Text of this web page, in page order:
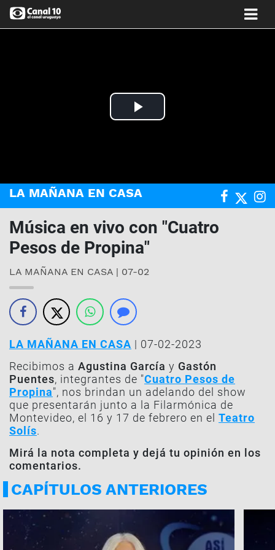
Play
LA MAÑANA EN CASA
Música en vivo con "Cuatro
Pesos de Propina"
LA MAÑANA EN CASA | 07-02
LA MAÑANA EN CASA | 07-02-2023
Recibimos a Agustina García y Gastón
Puentes, integrantes de "Cuatro Pesos de
Propina", nos brindan un adelando del show
que presentarán junto a la Filarmónica de
Montevideo, el 16 y 17 de febrero en el Teatro
Solís.
Mirá la nota completa y dejá tu opinión en los
comentarios.
CAPÍTULOS ANTERIORES